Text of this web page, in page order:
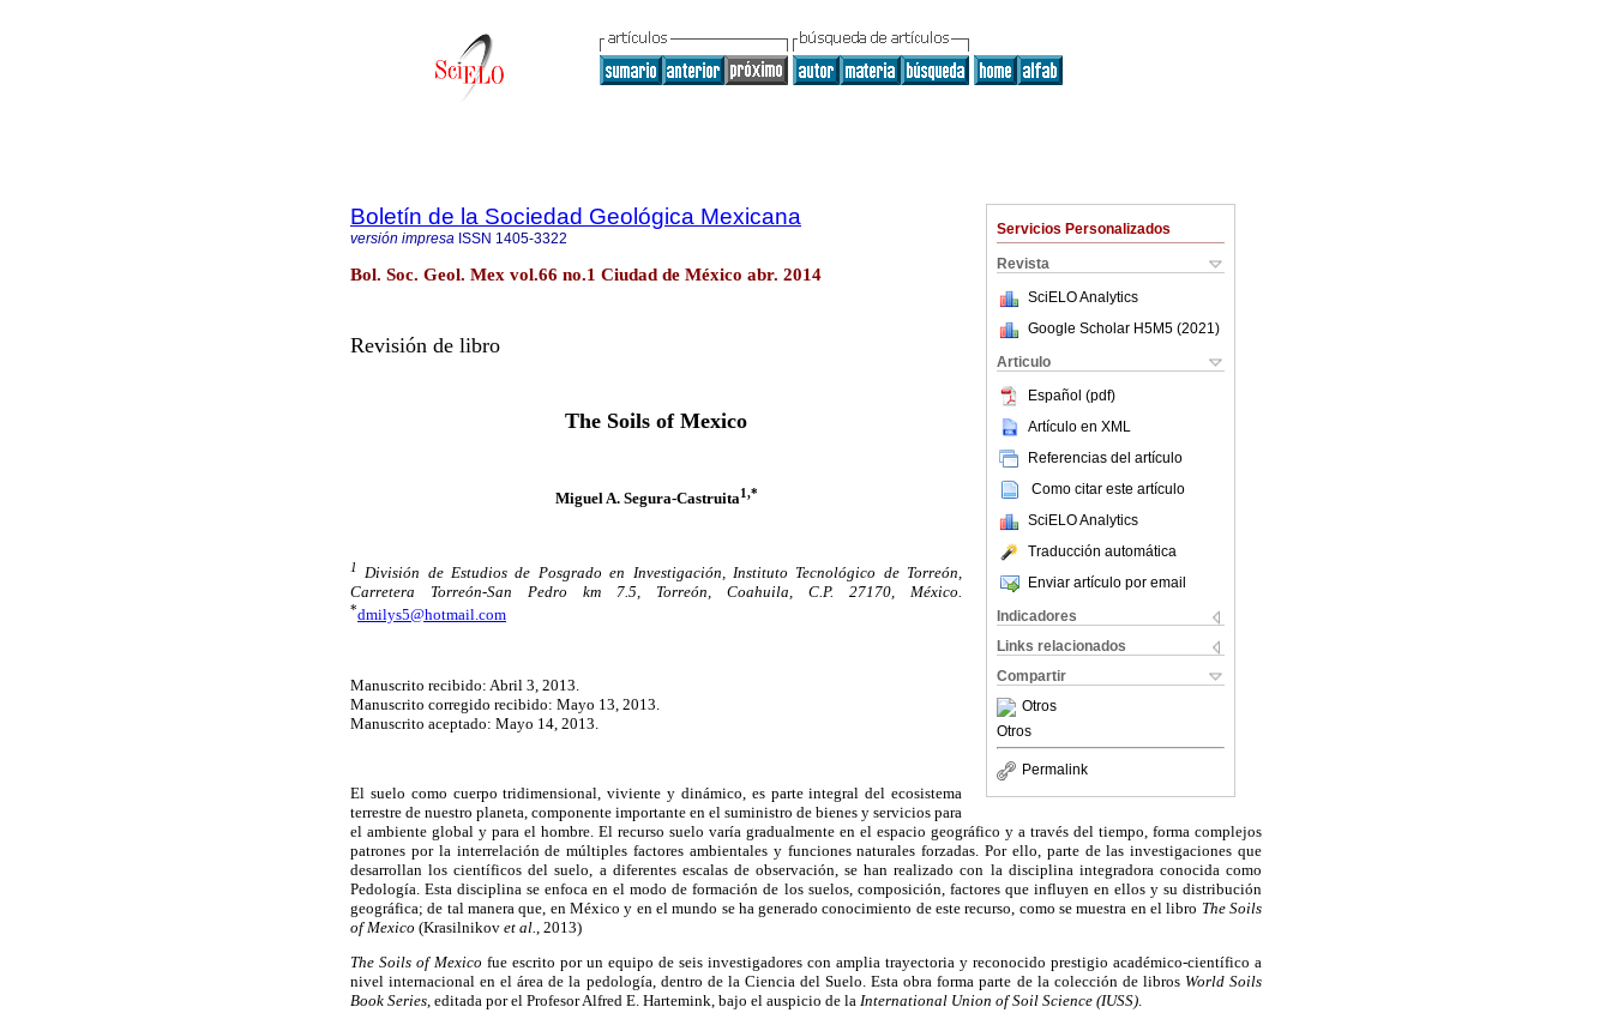
Servicios Personalizados
Revista
SciELO Analytics
Google Scholar H5M5 (2021 )
Articulo
Español (pdf)
Artículo en XML
Referencias del artículo
Como citar este artículo
SciELO Analytics
Traducción automática
Enviar artículo por email
Indicadores
Links relacionados
Compartir
Otros
Otros
Permalink
Boletín de la Sociedad Geológica Mexicana
versión impresa ISSN 1405-3322
Bol. Soc. Geol. Mex vol.66 no.1 Ciudad de México abr. 2014
Revisión de libro
The Soils of Mexico
Miguel A. Segura-Castruita1,*
1
División de Estudios de Posgrado en Investigación, Instituto Tecnológico de Torreón,
Carretera Torreón-San Pedro km 7.5, Torreón, Coahuila, C.P. 27170, México.
*dmilys5@hotmail.com
Manuscrito recibido: Abril 3, 2013.
Manuscrito corregido recibido: Mayo 13, 2013.
Manuscrito aceptado: Mayo 14, 2013.
El suelo como cuerpo tridimensional, viviente y dinámico, es parte integral del ecosistema
terrestre de nuestro planeta, componente importante en el suministro de bienes y servicios para
el ambiente global y para el hombre. El recurso suelo varía gradualmente en el espacio geográfico y a través del tiempo, forma complejos
patrones por la interrelación de múltiples factores ambientales y funciones naturales forzadas. Por ello, parte de las investigaciones que
desarrollan los científicos del suelo, a diferentes escalas de observación, se han realizado con la disciplina integradora conocida como
Pedología. Esta disciplina se enfoca en el modo de formación de los suelos, composición, factores que influyen en ellos y su distribución
geográfica; de tal manera que, en México y en el mundo se ha generado conocimiento de este recurso, como se muestra en el libro The Soils
of Mexico (Krasilnikov et al. , 2013)
The Soils of Mexico fue escrito por un equipo de seis investigadores con amplia trayectoria y reconocido prestigio académico-científico a
nivel internacional en el área de la pedología, dentro de la Ciencia del Suelo. Esta obra forma parte de la colección de libros World Soils
Book Series, editada por el Profesor Alfred E. Hartemink, bajo el auspicio de la International Union of Soil Science (IUSS).